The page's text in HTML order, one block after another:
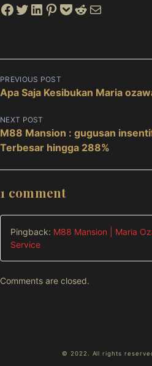
Share on Facebook Tweet on Twitter Share on LinkedIn Pin on Pinterest Save to pocket Share on Reddit Share via Email
P
o
s
t
n
a
v
i
t
i
PREVIOUS POST
Apa Saja Kesibukan Maria
NEXT POST
M88 Mansion : gugusan
Terbesar hingga 288%
1 comment
Pingback: M88 Mansion | Maria
Service
Comments are closed.
© 2022. All rights